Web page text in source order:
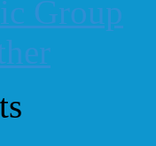
Group